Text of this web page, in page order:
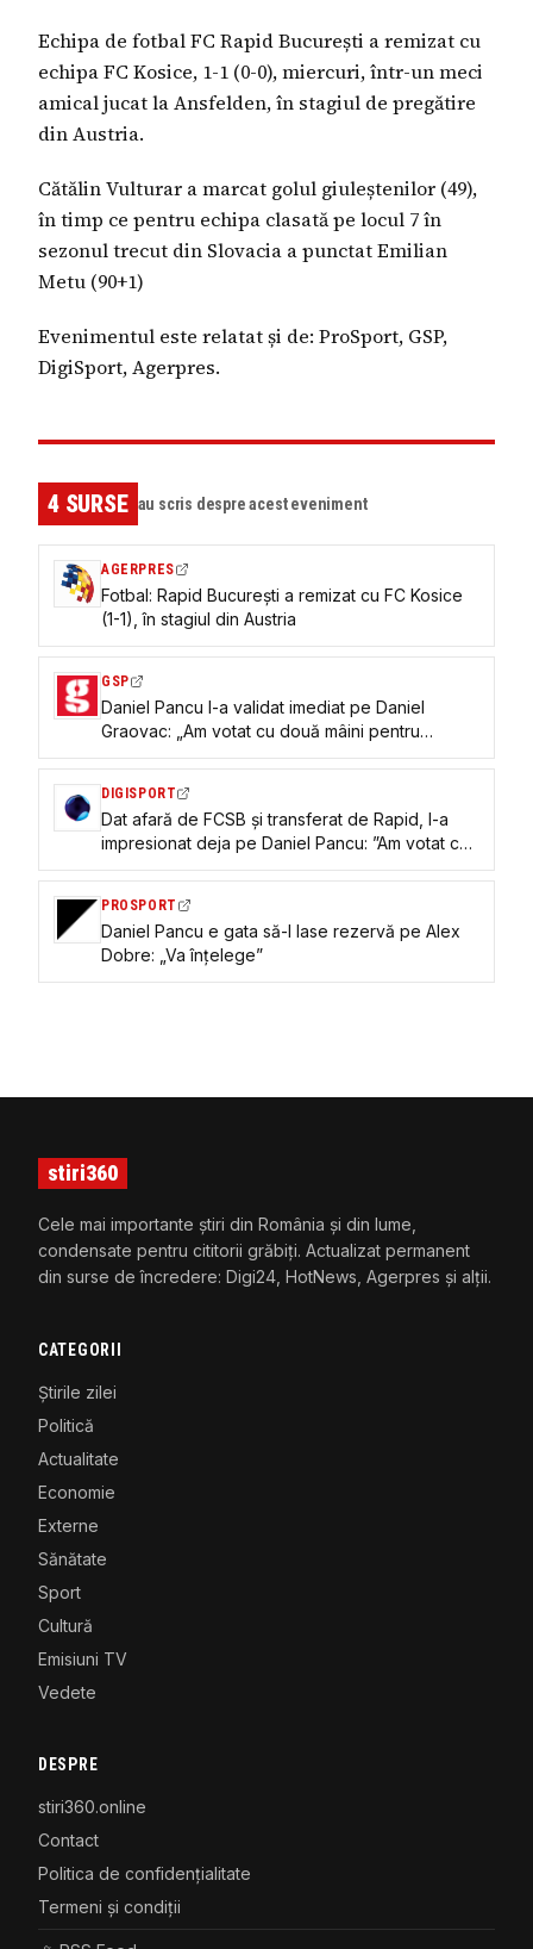
Echipa de fotbal FC Rapid București a remizat cu
echipa FC Kosice, 1-1 (0-0), miercuri, într-un meci
amical jucat la Ansfelden, în stagiul de pregătire
din Austria.
Cătălin Vulturar a marcat golul giuleștenilor (49),
în timp ce pentru echipa clasată pe locul 7 în
sezonul trecut din Slovacia a punctat Emilian
Metu (90+1)
Evenimentul este relatat și de: ProSport, GSP,
DigiSport, Agerpres.
4SURSE au scris despre acest eveniment
AGERPRES
Fotbal: Rapid București a remizat cu FC Kosice
(1-1), în stagiul din Austria
GSP
Daniel Pancu l-a validat imediat pe Daniel
Graovac: „Am votat cu două mâini pentru
transferul lui”
DIGISPORT
Dat afară de FCSB și transferat de Rapid, l-a
impresionat deja pe Daniel Pancu: ”Am votat cu
două mâini”
PROSPORT
Daniel Pancu e gata să-l lase rezervă pe Alex
Dobre: „Va înțelege”
stiri360
Cele mai importante știri din România și din lume,
condensate pentru cititorii grăbiți. Actualizat permanent
din surse de încredere: Digi24, HotNews, Agerpres și alții.
CATEGORII
Știrile zilei
Politică
Actualitate
Economie
Externe
Sănătate
Sport
Cultură
Emisiuni TV
Vedete
DESPRE
stiri360.online
Contact
Politica de confidențialitate
Termeni și condiții